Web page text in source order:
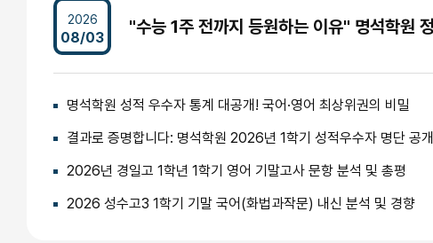
2026
08/03
명석학원 성적 우수자 통계 대공개! 국어·영어 최상위권의 비밀
결과로 증명합니다: 명석학원 2026년 1학기 성적우수자 명단 공개
2026년 경일고 1학년 1학기 영어 기말고사 문항 분석 및 총평
2026 성수고3 1학기 기말 국어(화법과작문) 내신 분석 및 경향